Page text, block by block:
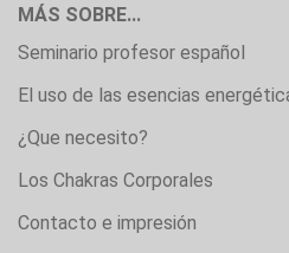
MÁS SOBRE...
Seminario profesor español
El uso de las esencias
¿Que necesito?
Los Chakras Corporales
Contacto e impresión